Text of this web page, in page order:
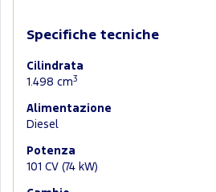
Specifiche tecniche
Cilindrata
1.498 cm3
Alimentazione
Diesel
Potenza
101 CV (74 kW)